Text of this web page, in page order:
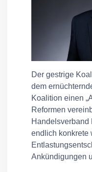
Der gestrige
dem
Koalition einen
Reformen
Handelsverband
endlich konkrete
Ankündigungen